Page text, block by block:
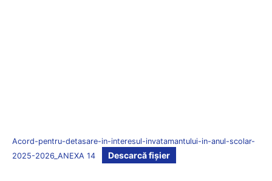
Acord-pentru-detasare-in-interesul-invatamantului-in-anul-scolar-
2025-2026_ANEXA 14
Descarcă fișier